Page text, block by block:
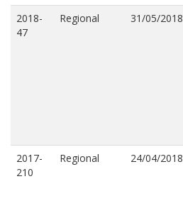
2018-
47
Regional 31/05/2018
2017-
210
Regional 24/04/2018